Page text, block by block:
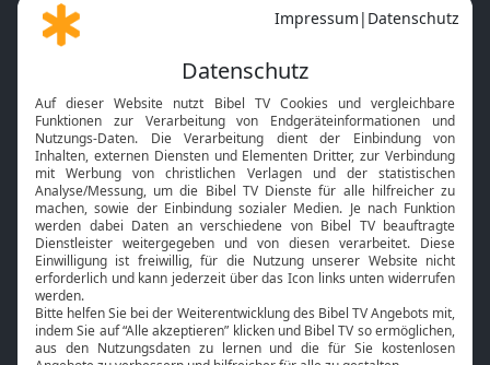
Gott und Bibel erklärt
Neuigkeiten
Mobile App
Smart TV
HbbTV
Bibelthek Online-Bibel
Nächster Gottesdienst
Bibel TV
Über uns
Jobs
Service
Kontakt
TV-Empfang